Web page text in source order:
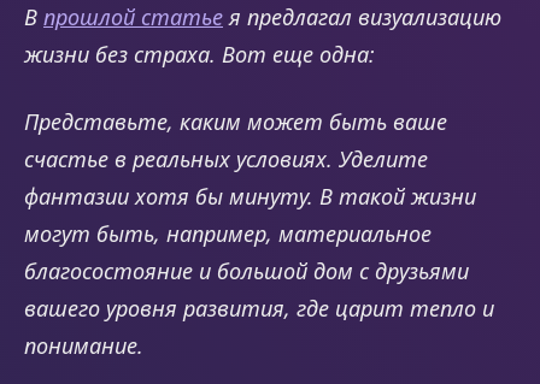
В прошлой статьея предлагал визуализацию
жизни без страха. Вот еще одна:
Представьте, каким может быть ваше
счастье в реальных условиях. Уделите
фантазии хотя бы минуту. В такой жизни
могут быть, например, материальное
благосостояние и большой дом с друзьями
вашего уровня развития, где царит тепло и
понимание.